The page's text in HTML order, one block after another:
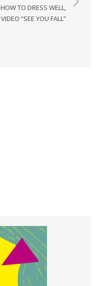
HOW TO DRESS WELL,
VIDEO “SEE YOU FALL”